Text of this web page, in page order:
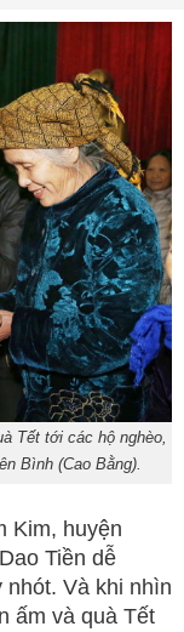
Tết tới các hộ nghèo,
Bình (Cao Bằng).
Kim, huyện
Tiền dễ
Và khi nhìn
ấm và quà Tết